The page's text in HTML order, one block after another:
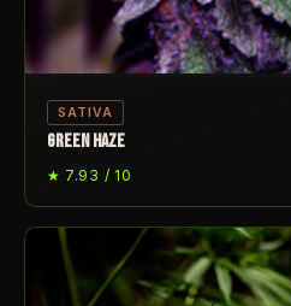
SATIVA
GREEN HAZE
★ 7.93 / 10